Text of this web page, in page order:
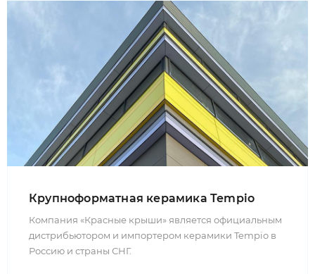
Крупноформатная керамика Tempio
Компания «Красные крыши» является официальным
дистрибьютором и импортером керамики Tempio в
Россию и страны СНГ.